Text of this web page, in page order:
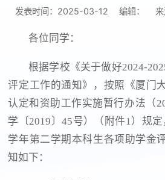
发表时间：2025-03-12 编辑： 来
各位同学：
根据学校《关于做好2024-
评定工作的通知》，按照《厦门
认定和资助工作实施暂行办法（
学〔2019〕45号）（附件1）规
学年第二学期本科生各项助学金
知如下：